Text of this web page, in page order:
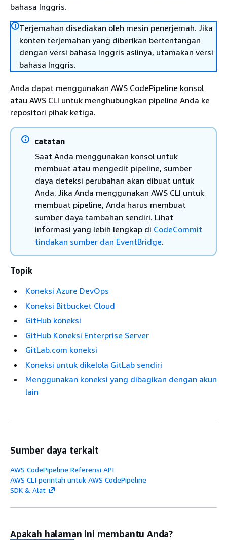
bahasa Inggris.
Terjemahan disediakan oleh mesin penerjemah. Jika
konten terjemahan yang diberikan bertentangan
dengan versi bahasa Inggris aslinya, utamakan versi
bahasa Inggris.
Anda dapat menggunakan AWS CodePipeline konsol
atau AWS CLI untuk menghubungkan pipeline Anda ke
repositori pihak ketiga.
catatan
Saat Anda menggunakan konsol untuk
membuat atau mengedit pipeline, sumber
daya deteksi perubahan akan dibuat untuk
Anda. Jika Anda menggunakan AWS CLI untuk
membuat pipeline, Anda harus membuat
sumber daya tambahan sendiri. Lihat
informasi yang lebih lengkap di CodeCommit
tindakan sumber dan EventBridge.
Topik
Koneksi Azure DevOps
Koneksi Bitbucket Cloud
GitHub koneksi
GitHub Koneksi Enterprise Server
GitLab.com koneksi
Koneksi untuk dikelola GitLab sendiri
Menggunakan koneksi yang dibagikan dengan akun
lain
Sumber daya terkait
AWS CodePipeline Referensi API
AWS CLI perintah untuk AWS CodePipeline
SDK & Alat
Apakah halaman ini membantu Anda?